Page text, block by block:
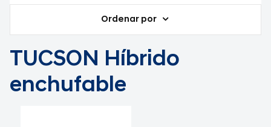
Ordenar por
TUCSON Híbrido
enchufable